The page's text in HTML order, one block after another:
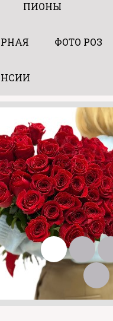
ПИОНЫ
ФОТО РОЗ